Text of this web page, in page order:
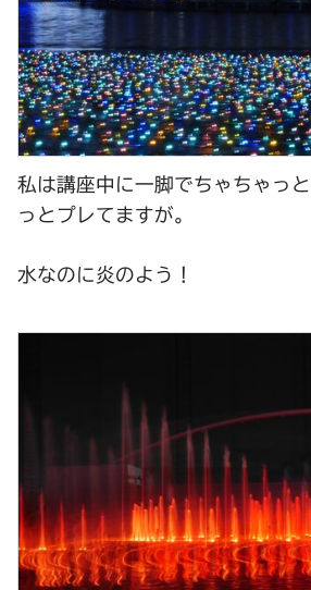
私は講座中に一脚でちゃちゃっ
っとプレてますが。
水なのに炎のよう！